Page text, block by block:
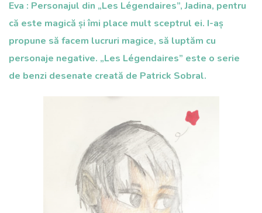
Eva : Personajul din „Les Légendaires”, Jadina, pentru
că este magică și îmi place mult sceptrul ei. I-aș
propune să facem lucruri magice, să luptăm cu
personaje negative. „Les Légendaires” este o serie
de benzi desenate creată de Patrick Sobral.